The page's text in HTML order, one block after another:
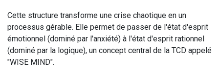
Cette structure transforme une crise chaotique en un
processus gérable. Elle permet de passer de l'état d'esprit
émotionnel (dominé par l'anxiété) à l'état d'esprit rationnel
(dominé par la logique), un concept central de la TCD appelé
"WISE MIND".